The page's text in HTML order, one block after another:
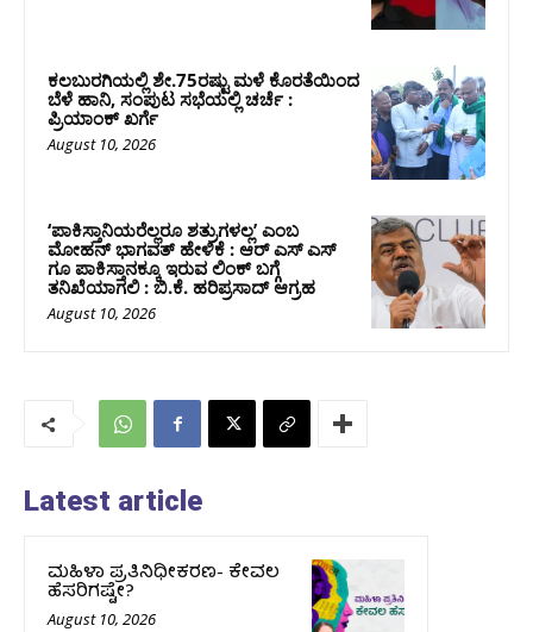
ಕಲಬುರಗಿಯಲ್ಲಿ ಶೇ.75ರಷ್ಟು ಮಳೆ ಕೊರತೆಯಿಂದ
ಬೆಳೆ ಹಾನಿ, ಸಂಪುಟ‌ ಸಭೆಯಲ್ಲಿ ಚರ್ಚೆ :
ಪ್ರಿಯಾಂಕ್ ಖರ್ಗೆ
August 10, 2026
‘ಪಾಕಿಸ್ತಾನಿಯರೆಲ್ಲರೂ ಶತ್ರುಗಳಲ್ಲ’ ಎಂಬ
ಮೋಹನ್‌ ಭಾಗವತ್ ಹೇಳಿಕೆ : ಆರ್ ಎಸ್ ಎಸ್
ಗೂ ಪಾಕಿಸ್ತಾನಕ್ಕೂ ಇರುವ ಲಿಂಕ್ ಬಗ್ಗೆ
ತನಿಖೆಯಾಗಲಿ : ಬಿ.ಕೆ. ಹರಿಪ್ರಸಾದ್‌ ಆಗ್ರಹ
August 10, 2026
Latest article
ಮಹಿಳಾ ಪ್ರತಿನಿಧೀಕರಣ- ಕೇವಲ
ಹೆಸರಿಗಷ್ಟೇ?
August 10, 2026